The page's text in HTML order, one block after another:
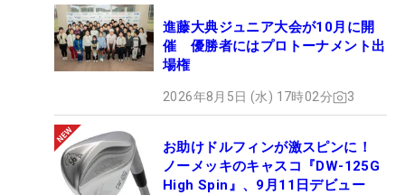
進藤大典ジュニア大会が10月に開
催 優勝者にはプロトーナメント出
場権
2026年8月5日 (水) 17時02分 3
お助けドルフィンが激スピンに！
ノーメッキのキャスコ『DW-125G
High Spin』、9月11日デビュー